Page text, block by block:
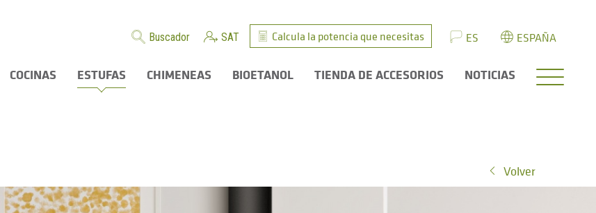
Buscador SAT Calcula la potencia que necesitas ES ESPAÑA
COCINAS ESTUFAS CHIMENEAS BIOETANOL TIENDA DE ACCESORIOS NOTICIAS
Volver